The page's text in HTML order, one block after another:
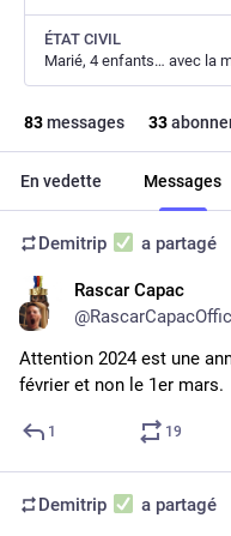
ÉTAT CIVIL
Marié, 4 enfants… avec la
83messages 33
En vedette Messages
Demitrip a partagé
Rascar Capac
@
Attention 2024 est une
février et non le 1er mars.
1 19
Demitrip a partagé